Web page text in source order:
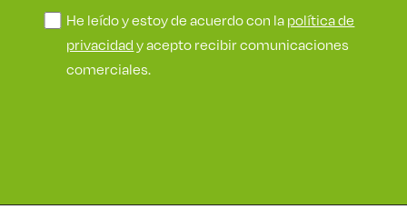
He leído y estoy de acuerdo con la política de
privacidad y acepto recibir comunicaciones
comerciales.